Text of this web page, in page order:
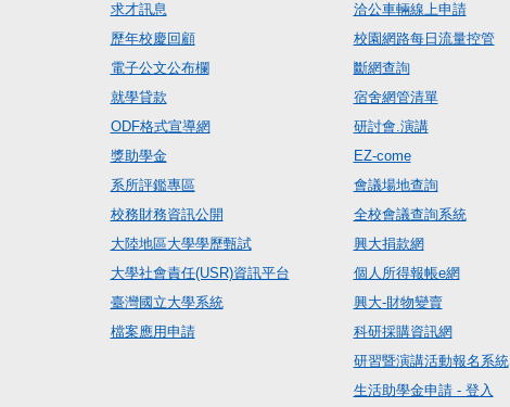
求才訊息
歷年校慶回顧
電子公文公布欄
就學貸款
ODF格式宣導網
獎助學金
系所評鑑專區
校務財務資訊公開
大陸地區大學學歷甄試
大學社會責任(USR)資訊平台
臺灣國立大學系統
檔案應用申請
洽公車輛線上申請
校園網路每日流量控管
斷網查詢
宿舍網管清單
研討會.演講
EZ-come
會議場地查詢
全校會議查詢系統
興大捐款網
個人所得報帳e網
興大-財物變賣
科研採購資訊網
研習暨演講活動報名系統
生活助學金申請 - 登入